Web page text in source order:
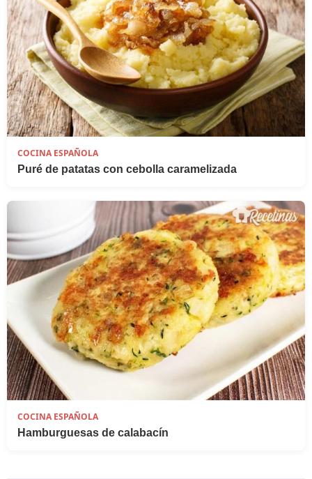
COCINA ESPAÑOLA
Puré de patatas con cebolla caramelizada
COCINA ESPAÑOLA
Hamburguesas de calabacín